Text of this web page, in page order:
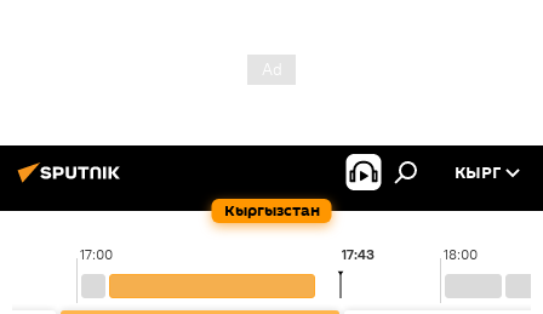
Кыргызстан
КЫРГ
17:00 18:00
17:43